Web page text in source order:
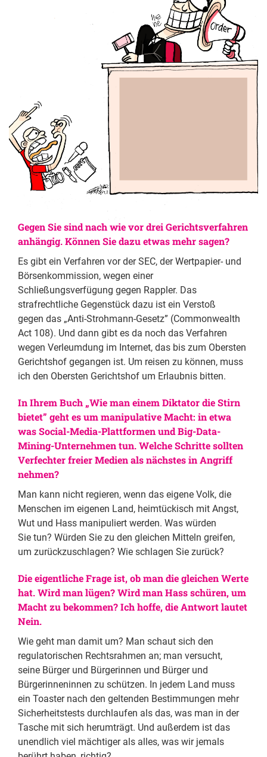
Gegen Sie sind nach wie vor drei Gerichtsverfahren
anhängig. Können Sie dazu etwas mehr sagen?
Es gibt ein Verfahren vor der SEC, der Wertpapier- und
Börsenkommission, wegen einer
Schließungsverfügung gegen Rappler. Das
strafrechtliche Gegenstück dazu ist ein Verstoß
gegen das „Anti-Strohmann-Gesetz” (Commonwealth
Act 108). Und dann gibt es da noch das Verfahren
wegen Verleumdung im Internet, das bis zum Obersten
Gerichtshof gegangen ist. Um reisen zu können, muss
ich den Obersten Gerichtshof um Erlaubnis bitten.
In Ihrem Buch „Wie man einem Diktator die Stirn
bietet” geht es um manipulative Macht: in etwa
was Social-Media-Plattformen und Big-Data-
Mining-Unternehmen tun. Welche Schritte sollten
Verfechter freier Medien als nächstes in Angriff
nehmen?
Man kann nicht regieren, wenn das eigene Volk, die
Menschen im eigenen Land, heimtückisch mit Angst,
Wut und Hass manipuliert werden. Was würden
Sie tun? Würden Sie zu den gleichen Mitteln greifen,
um zurückzuschlagen? Wie schlagen Sie zurück?
Die eigentliche Frage ist, ob man die gleichen Werte
hat. Wird man lügen? Wird man Hass schüren, um
Macht zu bekommen? Ich hoffe, die Antwort lautet
Nein.
Wie geht man damit um? Man schaut sich den
regulatorischen Rechtsrahmen an; man versucht,
seine Bürger und Bürgerinnen und Bürger und
Bürgerinneninnen zu schützen. In jedem Land muss
ein Toaster nach den geltenden Bestimmungen mehr
Sicherheitstests durchlaufen als das, was man in der
Tasche mit sich herumträgt. Und außerdem ist das
unendlich viel mächtiger als alles, was wir jemals